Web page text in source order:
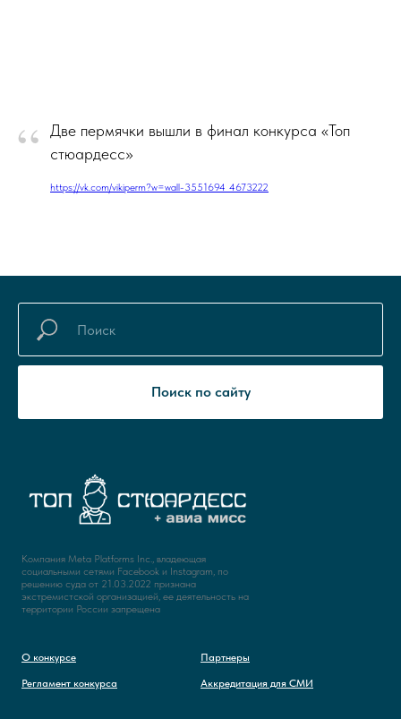
“
Две пермячки вышли в финал конкурса «Топ
стюардесс»
https://vk.com/vikiperm?w=wall-3551694_4673222
Поиск по сайту
Компания Meta Platforms Inc., владеющая
социальными сетями Facebook и Instagram, по
решению суда от 21.03.2022 признана
экстремистской организацией, ее деятельность на
территории России запрещена
О конкурсе
Регламент конкурса
Партнеры
Аккредитация для СМИ